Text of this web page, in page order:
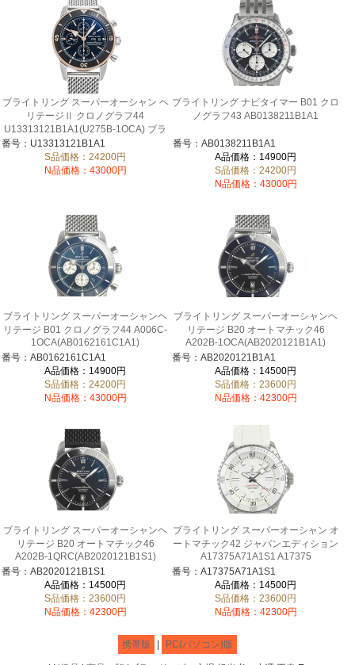
ブライトリング スーパーオーシャン ヘ
リテージⅡ クロノグラフ44
U13313121B1A1(U275B-1OCA) ブラ
ック
番号：U13313121B1A1
S品価格：24200円
N品価格：43000円
ブライトリング ナビタイマー B01 クロ
ノグラフ43 AB0138211B1A1
番号：AB0138211B1A1
A品価格：14900円
S品価格：24200円
N品価格：43000円
ブライトリング スーパーオーシャンヘ
リテージ B01 クロノグラフ44 A006C-
1OCA(AB0162161C1A1)
番号：AB0162161C1A1
A品価格：14900円
S品価格：24200円
N品価格：43000円
ブライトリング スーパーオーシャンヘ
リテージ B20 オートマチック46
A202B-1OCA(AB2020121B1A1)
番号：AB2020121B1A1
A品価格：14500円
S品価格：23600円
N品価格：42300円
ブライトリング スーパーオーシャンヘ
リテージ B20 オートマチック46
A202B-1QRC(AB2020121B1S1)
番号：AB2020121B1S1
A品価格：14500円
S品価格：23600円
N品価格：42300円
ブライトリング スーパーオーシャン オ
ートマチック42 ジャパンエディション
A17375A71A1S1 A17375
番号：A17375A71A1S1
A品価格：14500円
S品価格：23600円
N品価格：42300円
携帯版 PC(パソコン)版